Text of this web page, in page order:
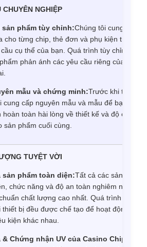
CHUYÊN NGHIỆP
sản phẩm tùy chỉnh:Chúng tôi cung cấp
cho từng chip, thẻ đơn và phụ kiện trò
cụ thể của bạn. Quá trình tùy chỉnh của
phản ánh các yêu cầu riêng của bạn,
mẫu và chứng minh:Trước khi tiến
cung cấp nguyên mẫu và mẫu để bạn phê
hoàn toàn hài lòng về thiết kế và độ chính
sản phẩm cuối cùng.
TUYỆT VỜI
sản phẩm toàn diện:Tất cả các sản phẩm
chức năng và độ an toàn nghiêm ngặt để
chất lượng cao nhất. Quá trình kiểm
thiết bị đều được chế tạo để hoạt động bền
kiện khác nhau.
& Chứng nhận UV của Casino Chip: